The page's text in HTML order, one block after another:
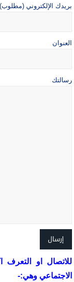
بريدك الإلكتروني (مطلوب)
العنوان
رسالتك
للاتصال او التعرف
الاجتماعي وهي:-